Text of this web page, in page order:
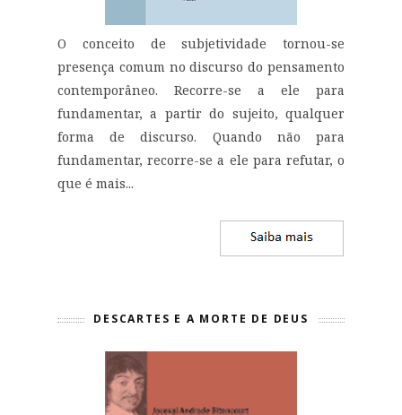
O conceito de subjetividade tornou-se
presença comum no discurso do pensamento
contemporâneo. Recorre-se a ele para
fundamentar, a partir do sujeito, qualquer
forma de discurso. Quando não para
fundamentar, recorre-se a ele para refutar, o
que é mais...
DESCARTES E A MORTE DE DEUS